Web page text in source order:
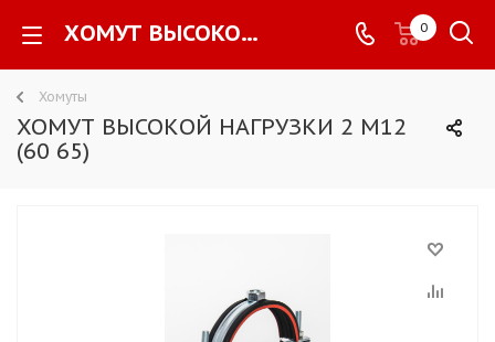
ХОМУТ ВЫСОКОЙ НАГРУЗКИ 2 М12 (60 65) - 0
Хомуты
ХОМУТ ВЫСОКОЙ НАГРУЗКИ 2 М12
(60 65)